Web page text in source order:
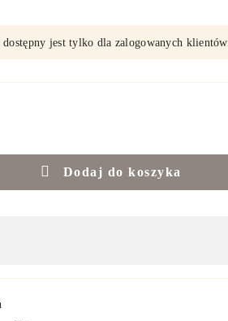
jest tylko dla zalogowanych klientów.
Dodaj do koszyka